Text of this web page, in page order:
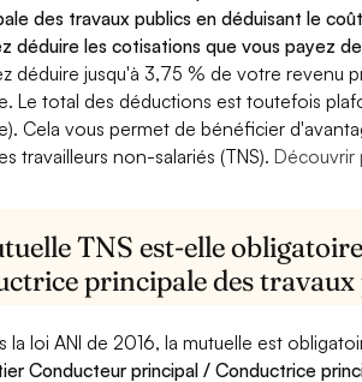
des travaux publics en déduisant le
déduire les cotisations que vous payez
déduire jusqu'à 3,75 % de votre revenu
Le total des déductions est toutefois
Cela vous permet de bénéficier
travailleurs non-salariés (TNS).Découvrir
TNS est-elle
principale des travaux
la loi ANI de 2016, la mutuelle est
Conducteur principal / Conductrice